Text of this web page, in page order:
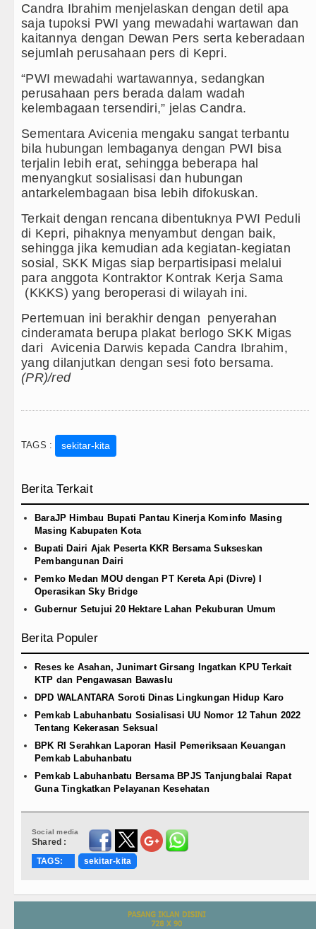
Danrem 011 Lilawangsa Brigjen
Aceh
Rico Waas Nonaktifkan Lurah
Sebut LSL Pengidap HIV/AIDS di
Juventus vs Inter Milan
Real Madrid Tandang ke
Bupati Taput Sambut Kunjungan
Candra Ibrahim menjelaskan dengan detil apa
saja tupoksi PWI yang mewadahi wartawan dan
kaitannya dengan Dewan Pers serta keberadaan
sejumlah perusahaan pers di Kepri.
“PWI mewadahi wartawannya, sedangkan
perusahaan pers berada dalam wadah
kelembagaan tersendiri,” jelas Candra.
Sementara Avicenia mengaku sangat terbantu
bila hubungan lembaganya dengan PWI bisa
terjalin lebih erat, sehingga beberapa hal
menyangkut sosialisasi dan hubungan
antarkelembagaan bisa lebih difokuskan.
Terkait dengan rencana dibentuknya PWI Peduli
di Kepri, pihaknya menyambut dengan baik,
sehingga jika kemudian ada kegiatan-kegiatan
sosial, SKK Migas siap berpartisipasi melalui
para anggota Kontraktor Kontrak Kerja Sama
(KKKS) yang beroperasi di wilayah ini.
Pertemuan ini berakhir dengan penyerahan
cinderamata berupa plakat berlogo SKK Migas
dari Avicenia Darwis kepada Candra Ibrahim,
yang dilanjutkan dengan sesi foto bersama.
(PR)/red
TAGS : sekitar-kita
Berita Terkait
BaraJP Himbau Bupati Pantau Kinerja Kominfo Masing
Masing Kabupaten Kota
Bupati Dairi Ajak Peserta KKR Bersama Sukseskan
Pembangunan Dairi
Pemko Medan MOU dengan PT Kereta Api (Divre) I
Operasikan Sky Bridge
Gubernur Setujui 20 Hektare Lahan Pekuburan Umum
Berita Populer
Reses ke Asahan, Junimart Girsang Ingatkan KPU Terkait
KTP dan Pengawasan Bawaslu
DPD WALANTARA Soroti Dinas Lingkungan Hidup Karo
Pemkab Labuhanbatu Sosialisasi UU Nomor 12 Tahun 2022
Tentang Kekerasan Seksual
BPK RI Serahkan Laporan Hasil Pemeriksaan Keuangan
Pemkab Labuhanbatu
Pemkab Labuhanbatu Bersama BPJS Tanjungbalai Rapat
Guna Tingkatkan Pelayanan Kesehatan
Social media
Shared :
TAGS:
sekitar-kita